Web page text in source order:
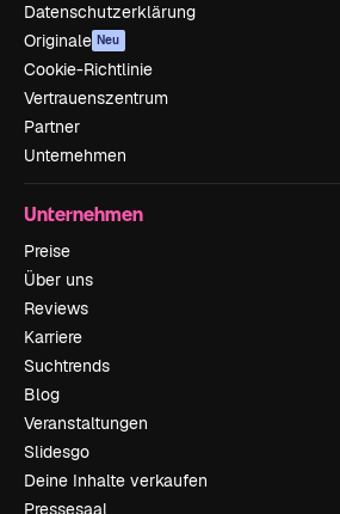
Datenschutzerklärung
Originale Neu
Cookie-Richtlinie
Vertrauenszentrum
Partner
Unternehmen
Unternehmen
Preise
Über uns
Reviews
Karriere
Suchtrends
Blog
Veranstaltungen
Slidesgo
Deine Inhalte verkaufen
Pressesaal